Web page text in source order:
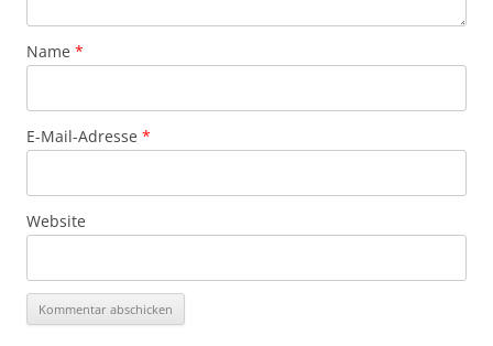
Name *
E-Mail-Adresse *
Website